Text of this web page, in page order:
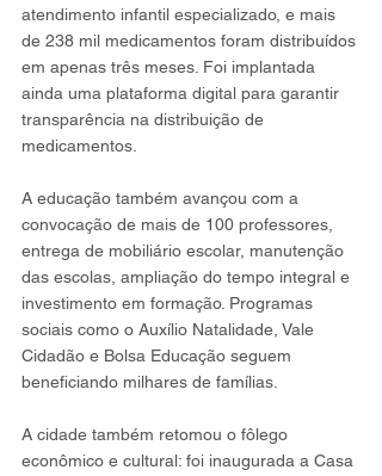
atendimento infantil especializado, e mais
de 238 mil medicamentos foram distribuídos
em apenas três meses. Foi implantada
ainda uma plataforma digital para garantir
transparência na distribuição de
medicamentos.
A educação também avançou com a
convocação de mais de 100 professores,
entrega de mobiliário escolar, manutenção
das escolas, ampliação do tempo integral e
investimento em formação. Programas
sociais como o Auxílio Natalidade, Vale
Cidadão e Bolsa Educação seguem
beneficiando milhares de famílias.
A cidade também retomou o fôlego
econômico e cultural: foi inaugurada a Casa